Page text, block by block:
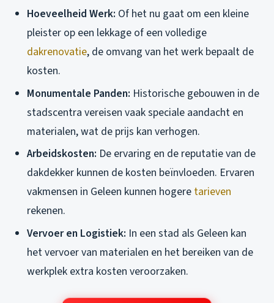
Hoeveelheid Werk: Of het nu gaat om een kleine
pleister op een lekkage of een volledige
dakrenovatie, de omvang van het werk bepaalt de
kosten.
Monumentale Panden: Historische gebouwen in de
stadscentra vereisen vaak speciale aandacht en
materialen, wat de prijs kan verhogen.
Arbeidskosten: De ervaring en de reputatie van de
dakdekker kunnen de kosten beïnvloeden. Ervaren
vakmensen in Geleen kunnen hogere tarieven
rekenen.
Vervoer en Logistiek: In een stad als Geleen kan
het vervoer van materialen en het bereiken van de
werkplek extra kosten veroorzaken.